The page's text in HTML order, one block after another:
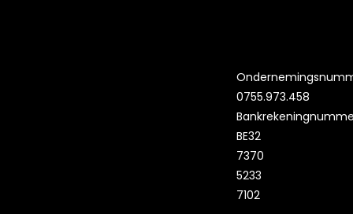
0755.973.458
BE32
7370
5233
7102